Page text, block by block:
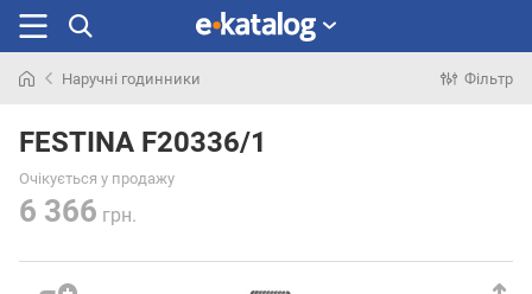
раніше
Наручні годинники Фільтр
FESTINA F20336/1
Очікується у продажу
6 366 грн.